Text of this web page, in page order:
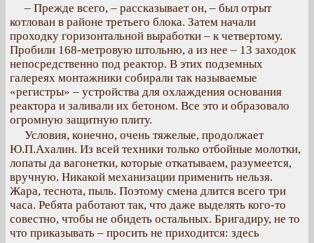
– Прежде всего, – рассказывает он, – был отрыт
котлован в районе третьего блока. Затем начали
проходку горизонтальной выработки – к четвертому.
Пробили 168-метровую штольню, а из нее – 13 заходок
непосредственно под реактор. В этих подземных
галереях монтажники собирали так называемые
«регистры» – устройства для охлаждения основания
реактора и заливали их бетоном. Все это и образовало
огромную защитную плиту.
Условия, конечно, очень тяжелые, продолжает
Ю.П.Ахалин. Из всей техники только отбойные молотки,
лопаты да вагонетки, которые откатываем, разумеется,
вручную. Никакой механизации применить нельзя.
Жара, теснота, пыль. Поэтому смена длится всего три
часа. Ребята работают так, что даже выделять кого-то
совестно, чтобы не обидеть остальных. Бригадиру, не то
что приказывать – просить не приходится: здесь